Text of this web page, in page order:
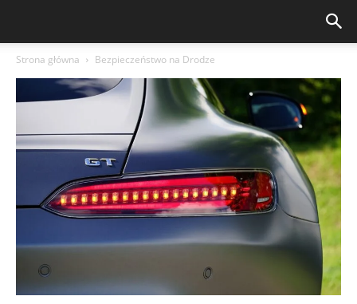
Strona główna Bezpieczeństwo na Drodze